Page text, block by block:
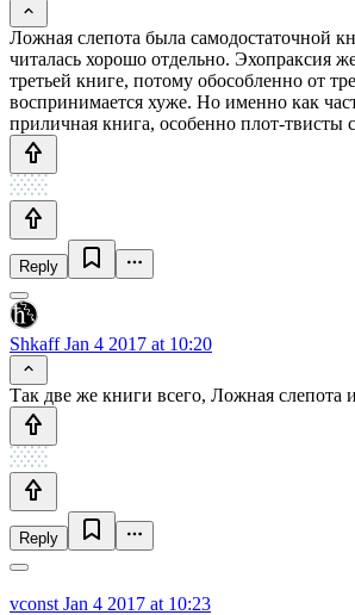
Ложная слепота была самодостаточной
читалась хорошо отдельно. Эхопраксия
третьей книге, потому обособленно от
воспринимается хуже. Но именно как
приличная книга, особенно плот-твисты
Reply
ShkaffJan 4 2017 at 10:20
Так две же книги всего, Ложная слепота
Reply
vconst Jan 4 2017 at 10:23